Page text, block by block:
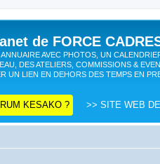
de FORCE
AVEC PHOTOS, UN
DES ATELIERS, COMMISSIONS &
UN LIEN EN DEHORS DES TEMPS EN
KESAKO ? >> SITE WEB